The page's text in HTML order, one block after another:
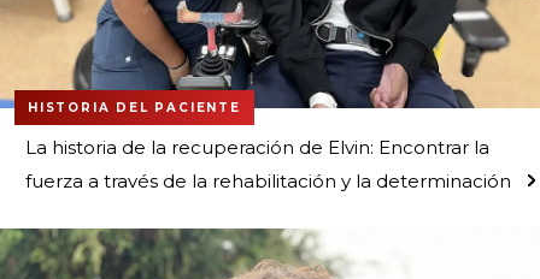
HISTORIA DEL PACIENTE
La historia de la recuperación de Elvin: Encontrar la
fuerza a través de la rehabilitación y la determinación